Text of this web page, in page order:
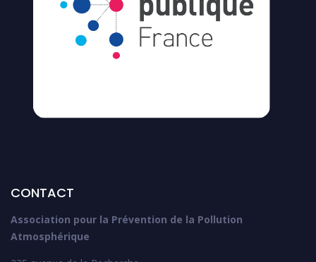
CONTACT
Association pour la Prévention de la Pollution
Atmosphérique